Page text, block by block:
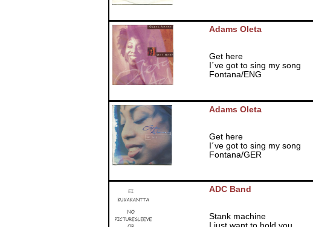
Adams Oleta
Get here
I´ve got to sing my song
Fontana/ENG
Adams Oleta
Get here
I´ve got to sing my song
Fontana/GER
ADC Band
Stank machine